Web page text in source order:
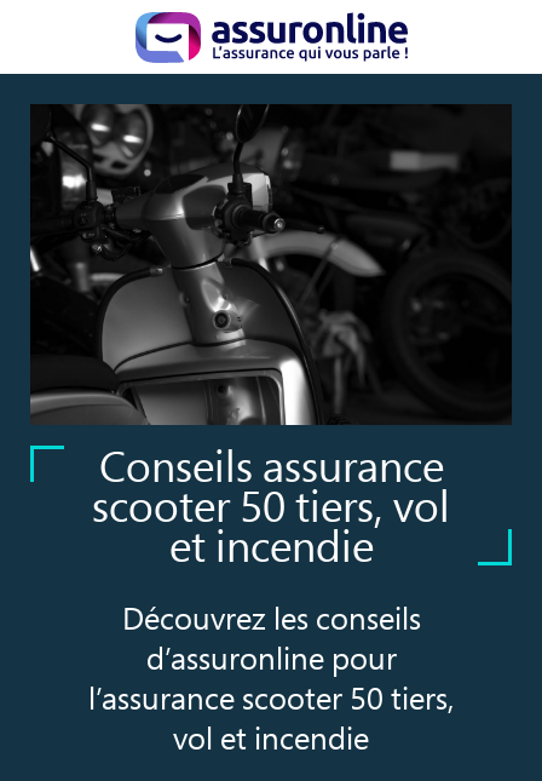
Conseils assurance
scooter 50 tiers, vol
et incendie
Découvrez les conseils
d’assuronline pour
l’assurance scooter 50 tiers,
vol et incendie